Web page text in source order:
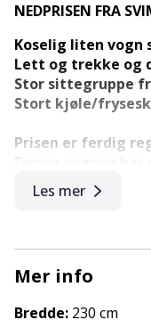
NEDPRISEN FRA
Koselig liten vogn
Lett og trekke og
Stor sittegruppe
Stort kjøle/
Prisen er ferdig
- Tv-holder
- Alufelger
Vi kan tilby
Vi er forhandler
Les mer
Mer info
Bredde: 230 cm